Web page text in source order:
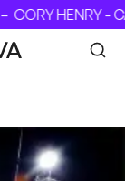
CORY HENRY -